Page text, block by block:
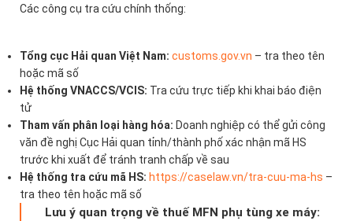
Các công cụ tra cứu chính thống:
Tổng cục Hải quan Việt Nam: customs.gov.vn – tra theo tên
hoặc mã số
Hệ thống VNACCS/VCIS: Tra cứu trực tiếp khi khai báo điện
tử
Tham vấn phân loại hàng hóa: Doanh nghiệp có thể gửi công
văn đề nghị Cục Hải quan tỉnh/thành phố xác nhận mã HS
trước khi xuất để tránh tranh chấp về sau
Hệ thống tra cứu mã HS: https://caselaw.vn/tra-cuu-ma-hs –
tra theo tên hoặc mã số
Lưu ý quan trọng về thuế MFN phụ tùng xe máy: